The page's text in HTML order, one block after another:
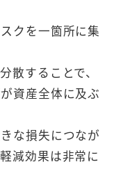
クを一箇所に集
散することで、
資産全体に及ぶ
な損失につなが
減効果は非常に